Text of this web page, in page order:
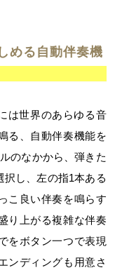
める自動伴奏機
は世界のあらゆる音
る、自動伴奏機能を
のなかから、弾きた
し、左の指1本ある
こ良い伴奏を鳴らす
り上がる複雑な伴奏
をボタン一つで表現
ンディングも用意さ